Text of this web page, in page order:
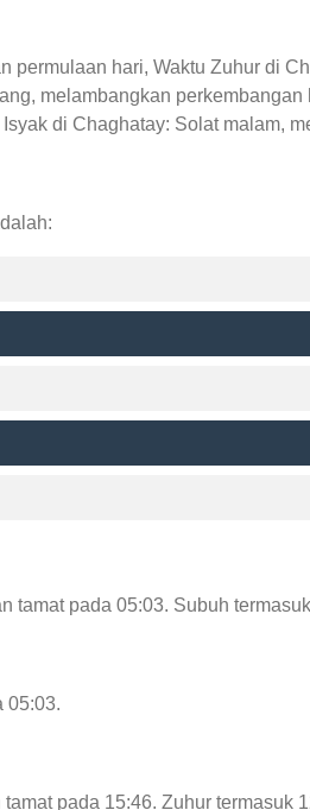
permulaan hari, Waktu Zuhur di
melambangkan
di Chaghatay: Solat malam,
tamat pada 05:03. Subuh
05:03.
pada 15:46. Zuhur termasuk